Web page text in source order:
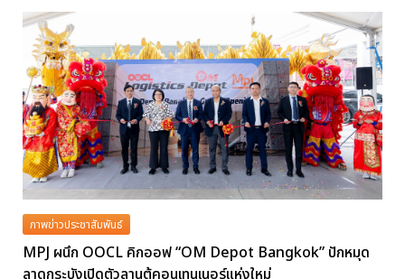
ภาพข่าวประชาสัมพันธ์
MPJ ผนึก OOCL คิกออฟ “OM Depot Bangkok” ปักหมุด